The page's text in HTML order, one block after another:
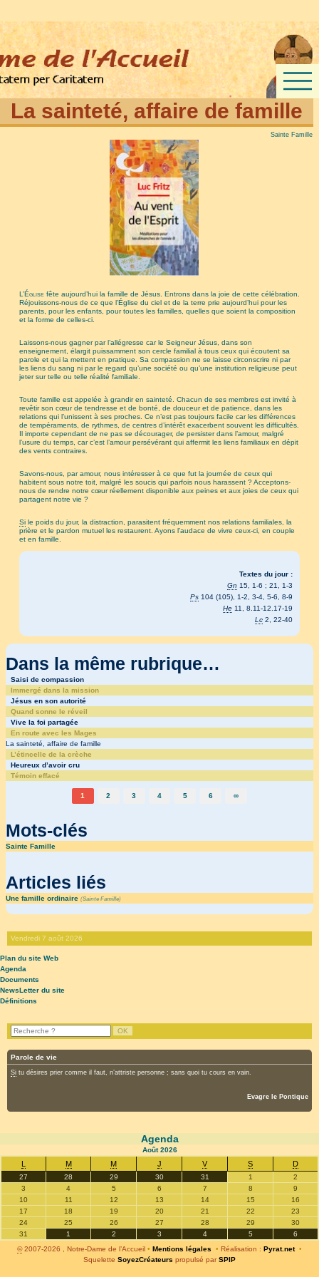
La sainteté, affaire de famille
Sainte Famille
L’Églisefête aujourd’hui la famille de Jésus. Entrons dans la joie de cette célébration.
Réjouissons-nous de ce que l’Église du ciel et de la terre prie aujourd’hui pour les
parents, pour les enfants, pour toutes les familles, quelles que soient la composition
et la forme de celles-ci.
Laissons-nous gagner par l’allégresse car le Seigneur Jésus, dans son
enseignement, élargit puissamment son cercle familial à tous ceux qui écoutent sa
parole et qui la mettent en pratique. Sa compassion ne se laisse circonscrire ni par
les liens du sang ni par le regard qu’une société ou qu’une institution religieuse peut
jeter sur telle ou telle réalité familiale.
Toute famille est appelée à grandir en sainteté. Chacun de ses membres est invité à
revêtir son cœur de tendresse et de bonté, de douceur et de patience, dans les
relations qui l’unissent à ses proches. Ce n’est pas toujours facile car les différences
de tempéraments, de rythmes, de centres d’intérêt exacerbent souvent les difficultés.
Il importe cependant de ne pas se décourager, de persister dans l’amour, malgré
l’usure du temps, car c’est l’amour persévérant qui affermit les liens familiaux en dépit
des vents contraires.
Savons-nous, par amour, nous intéresser à ce que fut la journée de ceux qui
habitent sous notre toit, malgré les soucis qui parfois nous harassent ? Acceptons-
nous de rendre notre cœur réellement disponible aux peines et aux joies de ceux qui
partagent notre vie ?
Sile poids du jour, la distraction, parasitent fréquemment nos relations familiales, la
prière et le pardon mutuel les restaurent. Ayons l’audace de vivre ceux-ci, en couple
et en famille.
Textes du jour :
Gn 15, 1-6 ; 21, 1-3
Ps 104 (105), 1-2, 3-4, 5-6, 8-9
He 11, 8.11-12.17-19
Lc 2, 22-40
Dans la même rubrique…
Saisi de compassion
Immergé dans la mission
Jésus en son autorité
Quand sonne le réveil
Vive la foi partagée
En route avec les Mages
La sainteté, affaire de famille
L’étincelle de la crèche
Heureux d’avoir cru
Témoin effacé
1 2 3 4 5 6 ∞
Mots-clés
Sainte Famille
Articles liés
Une famille ordinaire (Sainte Famille)
Vendredi 7 août 2026
Plan du site Web
Agenda
Documents
NewsLetter du site
Définitions
Parole de vie
Si tu désires prier comme il faut, n’attriste personne ; sans quoi tu cours en vain.
Evagre le Pontique
Agenda
Août2026
L M M J V S D
27 28 29 30 31 1
2
3
4 5 6 7 8
9
10
11 12 13 14 15
16
17
18 19 20 21 22
23
24
25 26 27 28 29
30
31
1 2 3 4 5
6
©2007-2026 , Notre-Dame de l’Accueil • Mentions légales • Réalisation : Pyrat.net •
Squelette SoyezCréateurs propulsé par SPIP